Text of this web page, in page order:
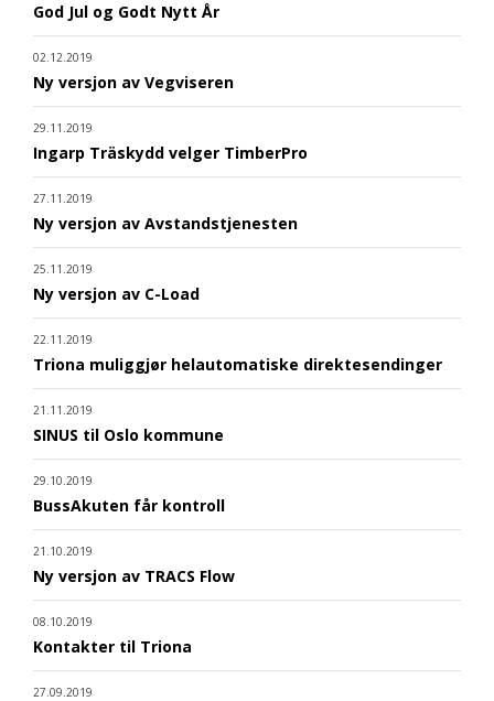
God Jul og Godt Nytt År
02.12.2019
Ny versjon av Vegviseren
29.11.2019
Ingarp Träskydd velger TimberPro
27.11.2019
Ny versjon av Avstandstjenesten
25.11.2019
Ny versjon av C-Load
22.11.2019
Triona muliggjør helautomatiske direktesendinger
21.11.2019
SINUS til Oslo kommune
29.10.2019
BussAkuten får kontroll
21.10.2019
Ny versjon av TRACS Flow
08.10.2019
Kontakter til Triona
27.09.2019